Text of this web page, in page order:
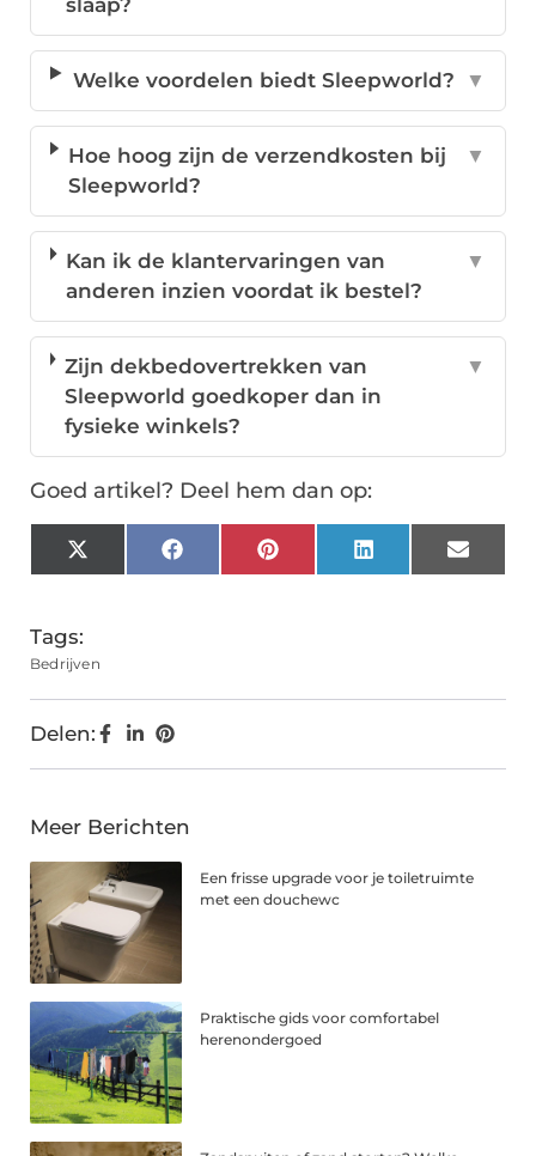
slaap?
Welke voordelen biedt Sleepworld? ▼
Hoe hoog zijn de verzendkosten bij
Sleepworld?
▼
Kan ik de klantervaringen van
anderen inzien voordat ik bestel?
▼
Zijn dekbedovertrekken van
Sleepworld goedkoper dan in
fysieke winkels?
▼
Goed artikel? Deel hem dan op:
X
(Twitter)
FacebookPinterestLinkedInEmail
Tags:
Bedrijven
Delen:
Meer Berichten
Een frisse upgrade voor je toiletruimte
met een douchewc
Praktische gids voor comfortabel
herenondergoed